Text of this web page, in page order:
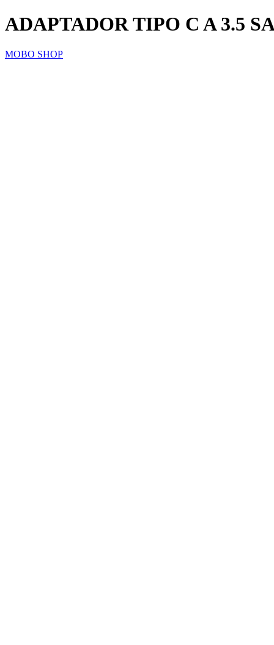
ADAPTADOR TIPO C A 3.5
MOBO SHOP